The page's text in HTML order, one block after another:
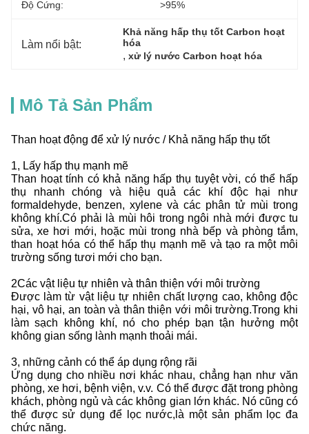
Độ Cứng: >95%
Làm nổi bật:
Khả năng hấp thụ tốt Carbon hoạt
hóa
, xử lý nước Carbon hoạt hóa
Mô Tả Sản Phẩm
Than hoạt động để xử lý nước / Khả năng hấp thụ tốt
1, Lấy hấp thụ mạnh mẽ
Than hoạt tính có khả năng hấp thụ tuyệt vời, có thể hấp
thụ nhanh chóng và hiệu quả các khí độc hại như
formaldehyde, benzen, xylene và các phân tử mùi trong
không khí.Có phải là mùi hôi trong ngôi nhà mới được tu
sửa, xe hơi mới, hoặc mùi trong nhà bếp và phòng tắm,
than hoạt hóa có thể hấp thụ mạnh mẽ và tạo ra một môi
trường sống tươi mới cho bạn.
2Các vật liệu tự nhiên và thân thiện với môi trường
Được làm từ vật liệu tự nhiên chất lượng cao, không độc
hại, vô hại, an toàn và thân thiện với môi trường.Trong khi
làm sạch không khí, nó cho phép bạn tận hưởng một
không gian sống lành mạnh thoải mái.
3, những cảnh có thể áp dụng rộng rãi
Ứng dụng cho nhiều nơi khác nhau, chẳng hạn như văn
phòng, xe hơi, bệnh viện, v.v. Có thể được đặt trong phòng
khách, phòng ngủ và các không gian lớn khác. Nó cũng có
thể được sử dụng để lọc nước,là một sản phẩm lọc đa
chức năng.